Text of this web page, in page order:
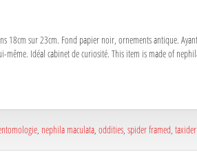
18cm sur 23cm. Fond papier noir, ornements antique.
Idéal cabinet de curiosité. This item is made of
nephila maculata oddities spider framed